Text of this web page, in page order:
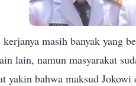
masih banyak yang
lain, namun masyarakat
yakin bahwa maksud Jokowi